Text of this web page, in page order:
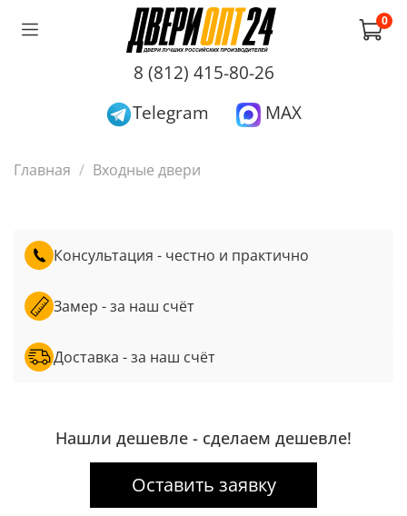
0
8 (812) 415-80-26
Telegram
MAX
Главная Входные двери
Консультация - честно и практично
Замер - за наш счёт
Доставка - за наш счёт
Нашли дешевле - сделаем дешевле!
Оставить заявку